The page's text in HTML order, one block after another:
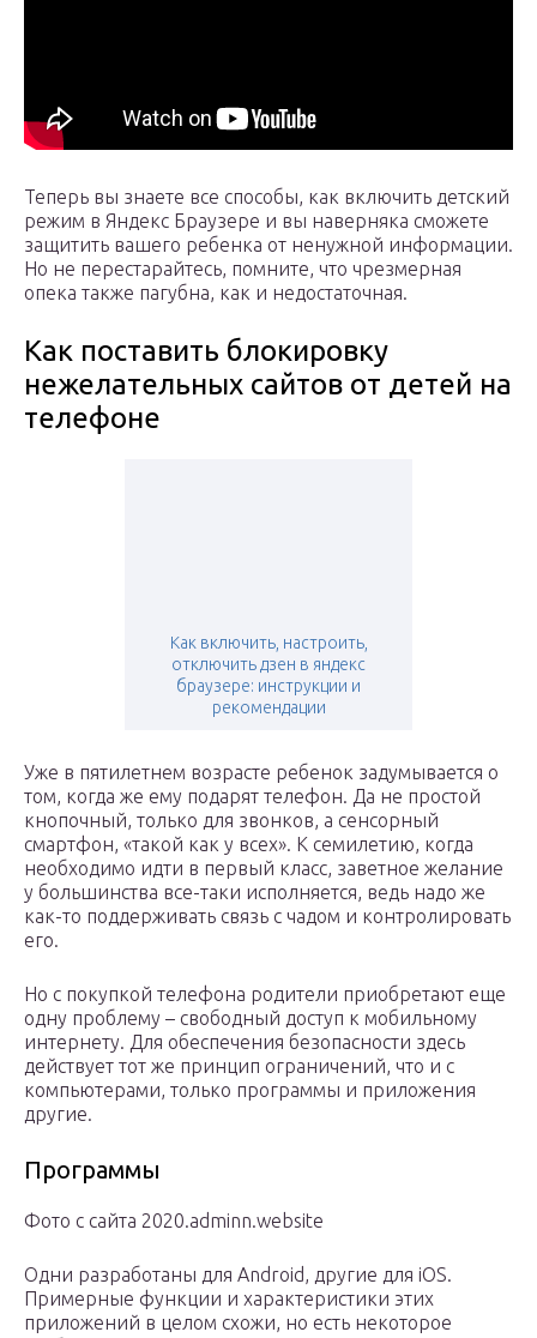
Теперь вы знаете все способы, как включить детский
режим в Яндекс Браузере и вы наверняка сможете
защитить вашего ребенка от ненужной информации.
Но не перестарайтесь, помните, что чрезмерная
опека также пагубна, как и недостаточная.
Как поставить блокировку
нежелательных сайтов от детей на
телефоне
Как включить, настроить,
отключить дзен в яндекс
браузере: инструкции и
рекомендации
Уже в пятилетнем возрасте ребенок задумывается о
том, когда же ему подарят телефон. Да не простой
кнопочный, только для звонков, а сенсорный
смартфон, «такой как у всех». К семилетию, когда
необходимо идти в первый класс, заветное желание
у большинства все-таки исполняется, ведь надо же
как-то поддерживать связь с чадом и контролировать
его.
Но с покупкой телефона родители приобретают еще
одну проблему – свободный доступ к мобильному
интернету. Для обеспечения безопасности здесь
действует тот же принцип ограничений, что и с
компьютерами, только программы и приложения
другие.
Программы
Фото с сайта 2020.adminn.website
Одни разработаны для Android, другие для iOS.
Примерные функции и характеристики этих
приложений в целом схожи, но есть некоторое